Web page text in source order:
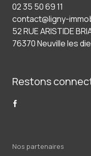
02 35 50 69 11
contact@ligny-
52 RUE ARISTIDE
76370 Neuville les
Restons
Nos partenaires